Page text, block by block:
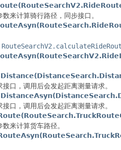
来计算骑行路径，同步接口。
口，调用后会发起距离测量请求。
口，调用后会发起距离测量请求。
来计算货车路径。